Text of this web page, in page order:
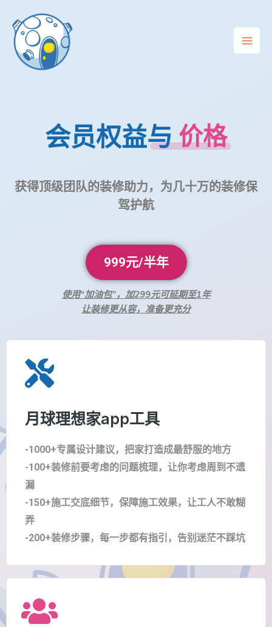
会员权益与 价格
获得顶级团队的装修助力，为几十万的装修保
驾护航
999元/半年
使用“加油包”，加299元可延期至1年
让装修更从容，准备更充分
月球理想家app工具
-1000+专属设计建议，把家打造成最舒服的地方
-100+装修前要考虑的问题梳理，让你考虑周到不遗
漏
-150+施工交底细节，保障施工效果，让工人不敢糊
弄
-200+装修步骤，每一步都有指引，告别迷茫不踩坑